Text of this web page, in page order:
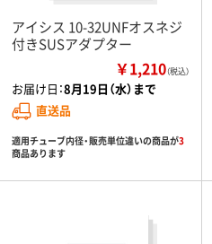
アイシス 10-32UNFオスネジ
付きSUSアダプター
￥1,210（税込）
お届け日：8月19日（水）まで
直送品
適用チューブ内径・販売単位違いの商品が3
商品あります